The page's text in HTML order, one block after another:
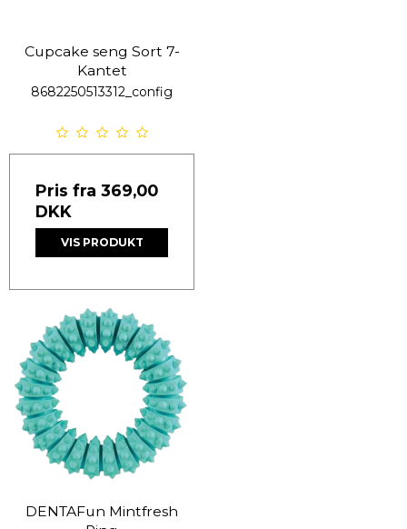
Cupcake seng Sort 7-
Kantet
8682250513312_config
Pris fra 369,00
DKK
VIS PRODUKT
DENTAFun Mintfresh